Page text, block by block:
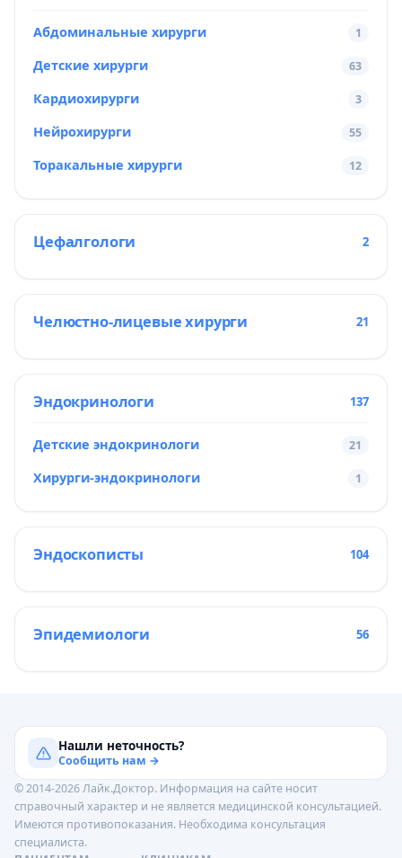
Абдоминальные хирурги 1
Детские хирурги 63
Кардиохирурги 3
Нейрохирурги 55
Торакальные хирурги 12
Цефалгологи 2
Челюстно-лицевые хирурги 21
Эндокринологи 137
Детские эндокринологи 21
Хирурги-эндокринологи 1
Эндоскописты 104
Эпидемиологи 56
Нашли неточность?
Сообщить нам →
© 2014-2026 Лайк.Доктор. Информация на сайте носит
справочный характер и не является медицинской консультацией.
Имеются противопоказания. Необходима консультация
специалиста.